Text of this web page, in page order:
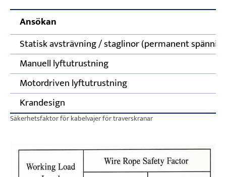
(punktkontaktlinor)
Ansökan
Statisk avsträvning / staglinor (permanent
Manuell lyftutrustning
Motordriven lyftutrustning
Krandesign
Säkerhetsfaktor för kabelvajer för traverskranar